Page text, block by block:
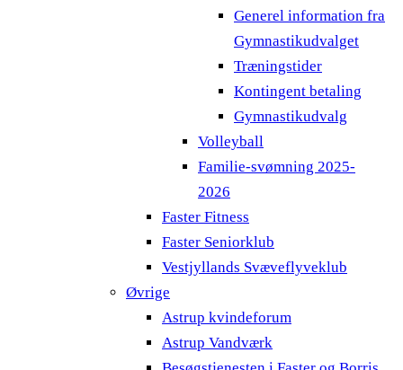
Generel information fra
Gymnastikudvalget
Træningstider
Kontingent betaling
Gymnastikudvalg
Volleyball
Familie-svømning 2025-
2026
Faster Fitness
Faster Seniorklub
Vestjyllands Svæveflyveklub
Øvrige
Astrup kvindeforum
Astrup Vandværk